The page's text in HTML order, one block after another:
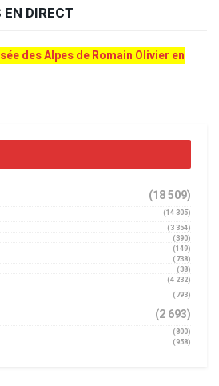
DIRECT
des Alpes de Romain Olivier en
(18 509)
(14 305)
(3 354)
(390)
(149)
(738)
(38)
(4 232)
(793)
(2 693)
(800)
(958)